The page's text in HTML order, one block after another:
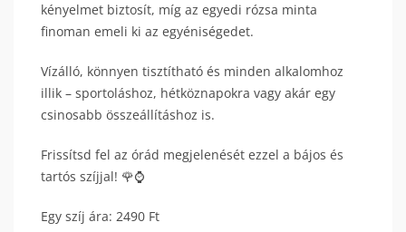
kényelmet biztosít, míg az egyedi rózsa minta
finoman emeli ki az egyéniségedet.
Vízálló, könnyen tisztítható és minden alkalomhoz
illik – sportoláshoz, hétköznapokra vagy akár egy
csinosabb összeállításhoz is.
Frissítsd fel az órád megjelenését ezzel a bájos és
tartós szíjjal! 🌹⌚
Egy szíj ára: 2490 Ft